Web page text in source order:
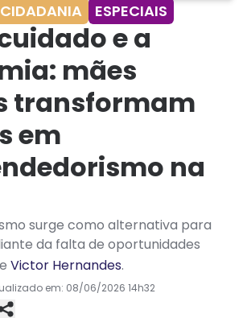
CIDADANIA ESPECIAIS
e a
mães
transformam
em
na
surge como alternativa para
da falta de oportunidades
e Victor Hernandes.
em: 08/06/2026 14h32